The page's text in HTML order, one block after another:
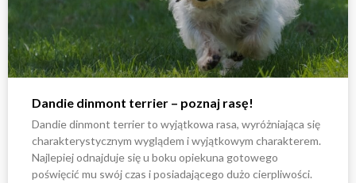
Dandie dinmont terrier – poznaj rasę!
Dandie dinmont terrier to wyjątkowa rasa, wyróżniająca się
charakterystycznym wyglądem i wyjątkowym charakterem.
Najlepiej odnajduje się u boku opiekuna gotowego
poświęcić mu swój czas i posiadającego dużo cierpliwości.